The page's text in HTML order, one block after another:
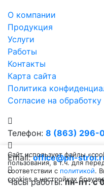
О компании
Продукция
Услуги
Работы
Контакты
Карта сайта
Политика
Согласие на
Телефон: 8 (863) 296-
Email: office@ph-
Часы работы: пн-пт: c
Сайт использует файлы
пользования, в т.ч. для
соответствии с политикой.
cookies в настройках